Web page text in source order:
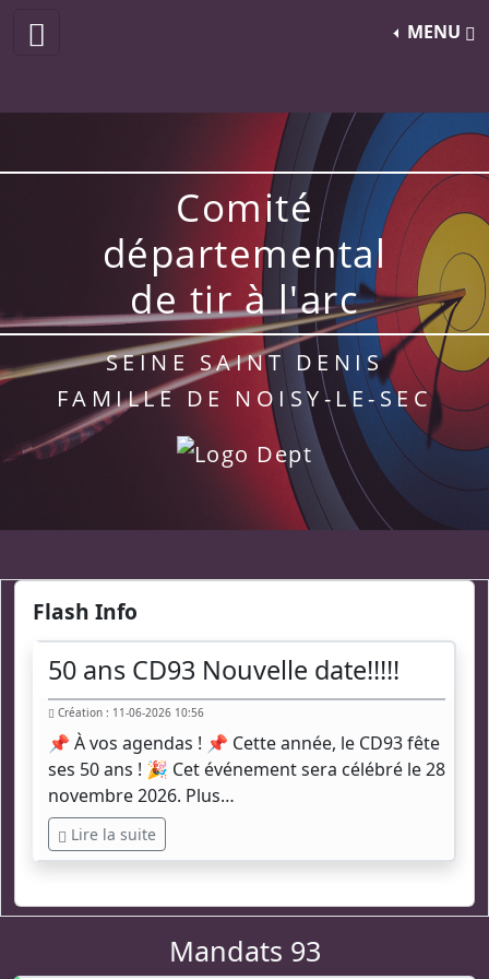
MENU
Comité
départemental
de tir à l'arc
SEINE SAINT DENIS
FAMILLE DE NOISY-LE-SEC
Flash Info
50 ans CD93 Nouvelle date!!!!!
Création : 11-06-2026 10:56
📌 À vos agendas ! 📌 Cette année, le CD93 fête
ses 50 ans ! 🎉 Cet événement sera célébré le 28
novembre 2026. Plus…
Lire la suite
Mandats 93